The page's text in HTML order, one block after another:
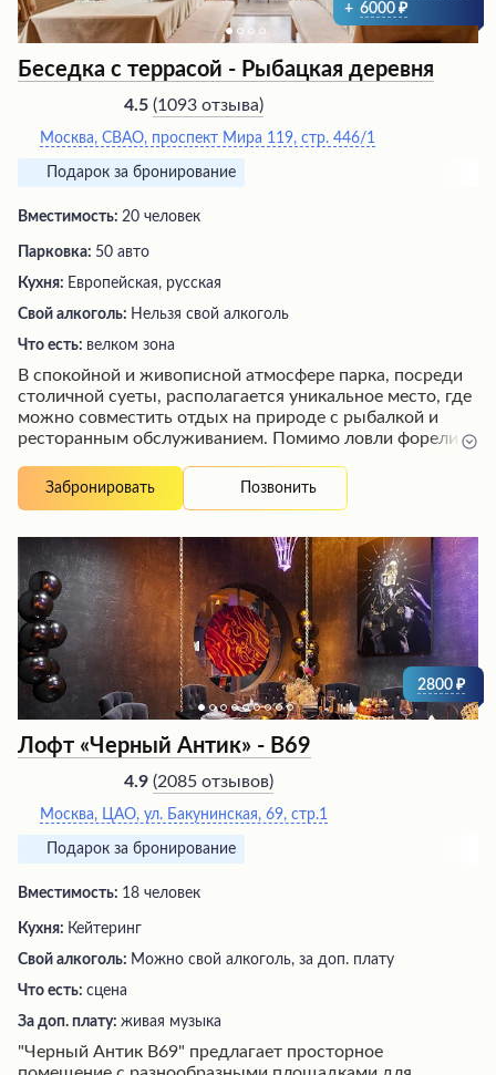
+ 6000
Беседка с террасой - Рыбацкая деревня
4.5 (1093 отзыва)
Москва, СВАО, проспект Мира 119, стр. 446/1
Подарок за бронирование
Вместимость: 20 человек
Парковка: 50 авто
Кухня: Европейская, русская
Свой алкоголь: Нельзя свой алкоголь
Что есть: велком зона
В спокойной и живописной атмосфере парка, посреди
столичной суеты, располагается уникальное место, где
можно совместить отдых на природе с рыбалкой и
ресторанным обслуживанием. Помимо ловли форели и
наслаждаются вкусными блюдами в беседках на
берегу или отдельных деревянных домиках. Меню
закусок, а пойманную рыбу можно приготовить по
желанию. Атмосфера меняется в зависимости от
сезона, создавая неповторимый колорит. Это место
определенно стоит посетить для незабываемого
отдыха в центре города.
Забронировать Позвонить
2800
Лофт «Черный Антик» - В69
4.9 (2085 отзывов)
Москва, ЦАО, ул. Бакунинская, 69, стр.1
Подарок за бронирование
Вместимость: 18 человек
Кухня: Кейтеринг
Свой алкоголь: Можно свой алкоголь, за доп. плату
Что есть: сцена
За доп. плату: живая музыка
"Черный Антик В69" предлагает просторное